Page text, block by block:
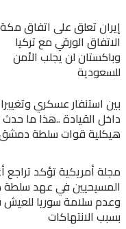
إيران تعلق على اتفاق
الاتفاق الورقي مع تركيا
وباكستان لن يجلب الأمن
للسعودية
بين استنفار عسكري
داخل القيادة ..هذا ما
هيكلية قوات سلطة
مجلة أمريكية تؤكد تراجع
المسيحيين في عهد
وعدم سلامة سوريا للعيش
بسبب الانتهاكات